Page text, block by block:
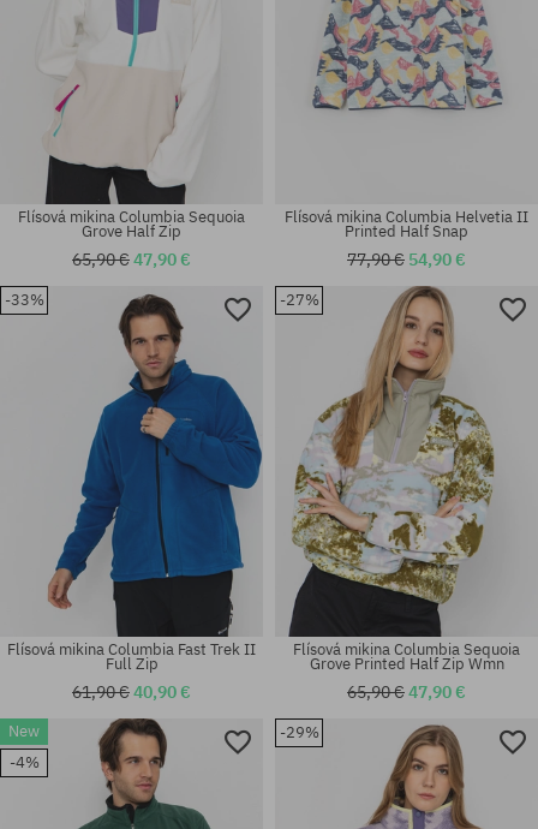
Dostupné veľkosti:
Dostupné veľkosti:
Dostupné veľkosti:
L; XL
Flísová mikina Columbia Sequoia
Grove Half Zip
65,90 €47,90 €
Dostupné veľkosti:
Flísová mikina Columbia Helvetia II
Printed Half Snap
77,90 € 54,90 €
-33%
Flísová mikina Columbia Fast Trek II
Full Zip
61,90 €40,90 €
-27%
Flísová mikina Columbia Sequoia
Grove Printed Half Zip Wmn
65,90 €47,90 €
New
-4%
-29%